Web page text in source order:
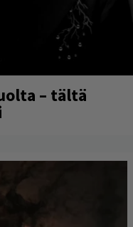
– tältä